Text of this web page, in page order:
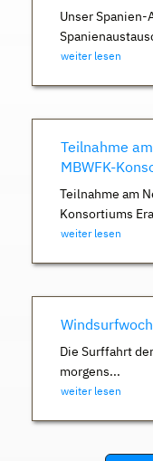
Unser Spanien-
weiter lesen
Teilnahme
MBWFK-
Teilnahme am
Konsortiums
weiter lesen
Die Surffahrt
morgens...
weiter lesen